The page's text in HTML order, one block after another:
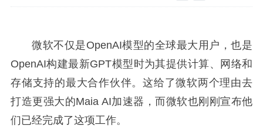
微软不仅是OpenAI模型的全球最大用户，也是
OpenAI构建最新GPT模型时为其提供计算、网络和
存储支持的最大合作伙伴。这给了微软两个理由去
打造更强大的Maia AI加速器，而微软也刚刚宣布他
们已经完成了这项工作。